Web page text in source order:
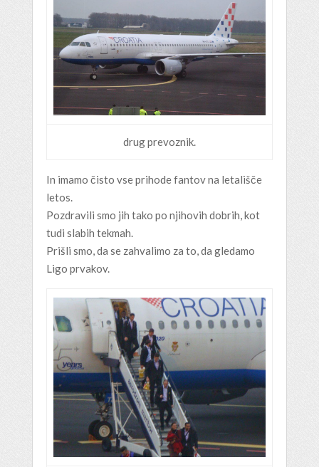
drug prevoznik.
In imamo čisto vse prihode fantov na letališče
letos.
Pozdravili smo jih tako po njihovih dobrih, kot
tudi slabih tekmah.
Prišli smo, da se zahvalimo za to, da gledamo
Ligo prvakov.